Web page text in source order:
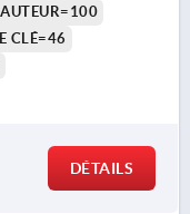
CLÉ=46
DÉTAILS